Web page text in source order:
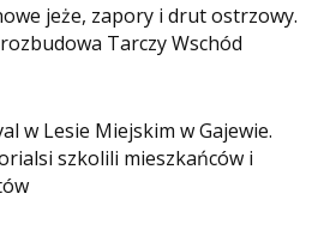
jeże, zapory i drut ostrzowy.
Tarczy Wschód
w Lesie Miejskim w Gajewie.
szkolili mieszkańców i